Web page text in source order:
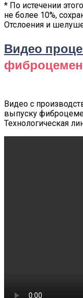
* По истечении
не более 10%,
Отслоения и
Видео
Видео с
выпуску
Технологическая